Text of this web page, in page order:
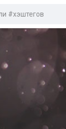
мероприятия